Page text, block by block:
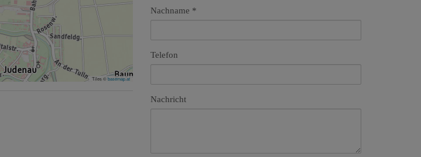
Tiles ©basemap.at
Nachname
Telefon
Nachricht